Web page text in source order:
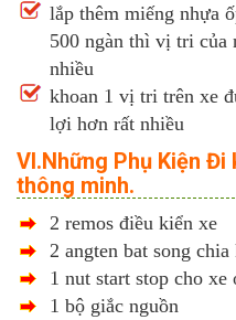
lắp thêm miếng nhựa
500 ngàn thì vị tri của
nhiều
khoan 1 vị tri trên xe
lợi hơn rất nhiều
VI.Những Phụ Kiện
thông minh.
2 remos điều kiển xe
2 angten bat song chia
1 nut start stop cho xe
1 bộ giắc nguồn